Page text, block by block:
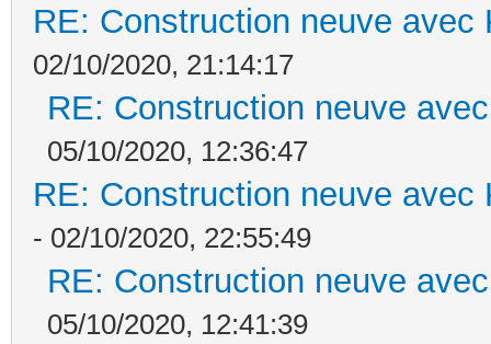
RE: Construction neuve avec
02/10/2020, 21:14:17
RE: Construction neuve
05/10/2020, 12:36:47
RE: Construction neuve avec
- 02/10/2020, 22:55:49
RE: Construction neuve
05/10/2020, 12:41:39